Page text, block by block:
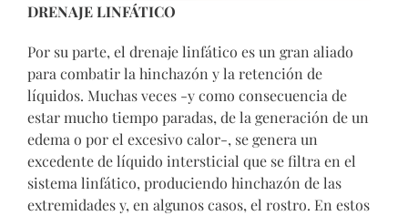
DRENAJE LINFÁTICO
Por su parte, el drenaje linfático es un gran aliado
para combatir la hinchazón y la retención de
líquidos. Muchas veces -y como consecuencia de
estar mucho tiempo paradas, de la generación de un
edema o por el excesivo calor-, se genera un
excedente de líquido intersticial que se filtra en el
sistema linfático, produciendo hinchazón de las
extremidades y, en algunos casos, el rostro. En estos